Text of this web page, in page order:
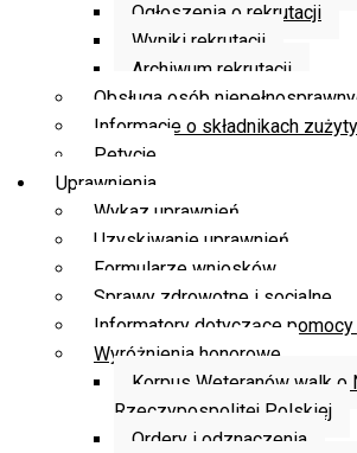
Ogłoszenia o rekrutacji
Wyniki rekrutacji
Archiwum rekrutacji
Obsługa osób
Informacje o składnikach
Petycje
Uprawnienia
Wykaz uprawnień
Uzyskiwanie uprawnień
Formularze wniosków
Sprawy zdrowotne i socjalne
Informatory dotyczące pomocy
Wyróżnienia honorowe
Korpus Weteranów walk o
Rzeczypospolitej Polskiej
Ordery i odznaczenia